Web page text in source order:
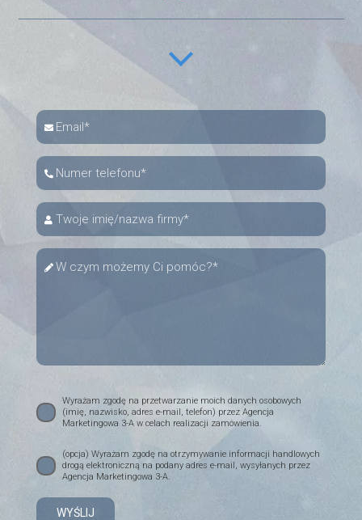
Wyrażam zgodę na przetwarzanie moich danych osobowych
(imię, nazwisko, adres e-mail, telefon) przez Agencja
Marketingowa 3-A w celach realizacji zamówienia.
(opcja) Wyrażam zgodę na otrzymywanie informacji handlowych
drogą elektroniczną na podany adres e-mail, wysyłanych przez
Agencja Marketingowa 3-A.